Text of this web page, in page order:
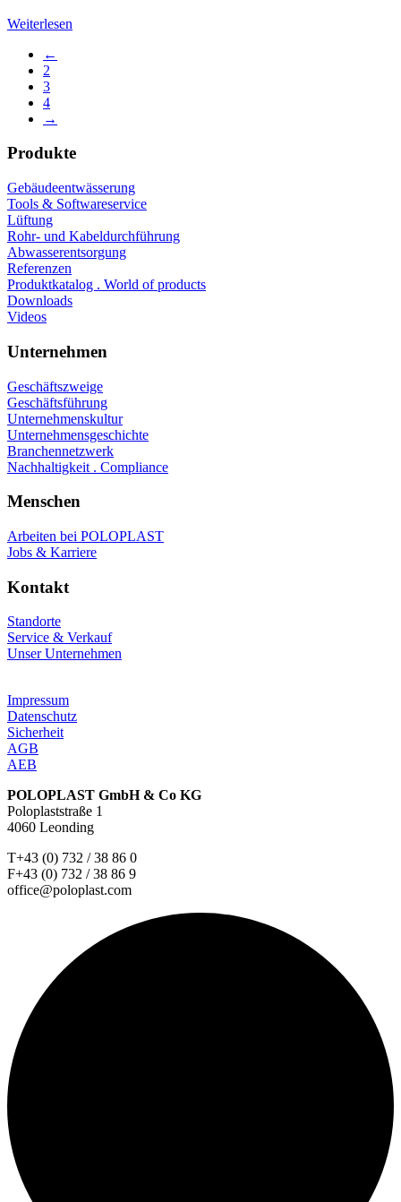
Weiterlesen
←
2
3
4
→
Produkte
Gebäudeentwässerung
Tools & Softwareservice
Lüftung
Rohr- und Kabeldurchführung
Abwasserentsorgung
Referenzen
Produktkatalog . World of products
Downloads
Videos
Unternehmen
Geschäftszweige
Geschäftsführung
Unternehmenskultur
Unternehmensgeschichte
Branchennetzwerk
Nachhaltigkeit . Compliance
Menschen
Arbeiten bei POLOPLAST
Jobs & Karriere
Kontakt
Standorte
Service & Verkauf
Unser Unternehmen
Impressum
Datenschutz
Sicherheit
AGB
AEB
POLOPLAST GmbH & Co KG
Poloplaststraße 1
4060 Leonding
T+43 (0) 732 / 38 86 0
F+43 (0) 732 / 38 86 9
office@poloplast.com